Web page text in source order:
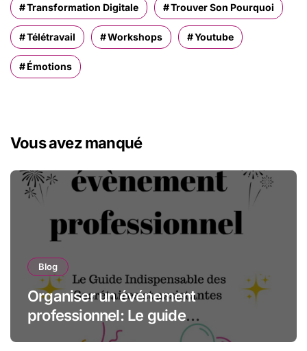
Transformation Digitale Trouver Son Pourquoi
Télétravail Workshops Youtube
Émotions
Vous avez manqué
Blog
Organiser un événement
professionnel: Le guide
indispensable des assistantes et